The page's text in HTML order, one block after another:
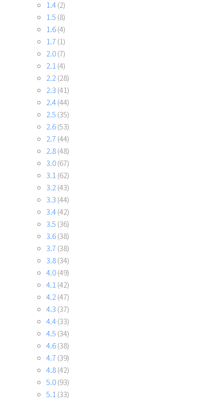
1.4(2)
1.5 (8)
1.6(4)
1.7 (1)
2.0(7)
2.1(4)
2.2(28)
2.3 (41)
2.4(44)
2.5 (35)
2.6(53)
2.7 (44)
2.8(48)
3.0(67)
3.1(62)
3.2(43)
3.3 (44)
3.4(42)
3.5 (36)
3.6(38)
3.7 (38)
3.8(34)
4.0(49)
4.1(42)
4.2(47)
4.3 (37)
4.4(33)
4.5 (34)
4.6(38)
4.7 (39)
4.8(42)
5.0(93)
5.1(33)